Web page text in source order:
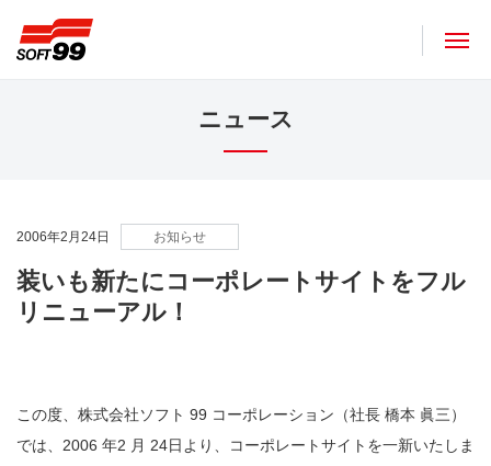
ニュース
2006年2月24日 お知らせ
装いも新たにコーポレートサイトをフル
リニューアル！
この度、株式会社ソフト 99 コーポレーション（社長 橋本 眞三）
では、2006 年2 月 24日より、コーポレートサイトを一新いたしま